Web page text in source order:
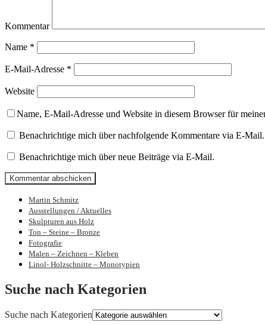
Kommentar
Name *
E-Mail-Adresse *
Website
Name, E-Mail-Adresse und Website in diesem Browser für
Benachrichtige mich über nachfolgende Kommentare via E-Mail.
Benachrichtige mich über neue Beiträge via E-Mail.
Bilder und Skulpturen von Martin Schmitz
Martin Schmitz
Ausstellungen / Aktuelles
Skulpturen aus Holz
Ton – Steine – Bronze
Fotografie
Malen – Zeichnen – Kleben
Linol- Holzschnitte – Monotypien
Suche nach Kategorien
Suche nach Kategorien